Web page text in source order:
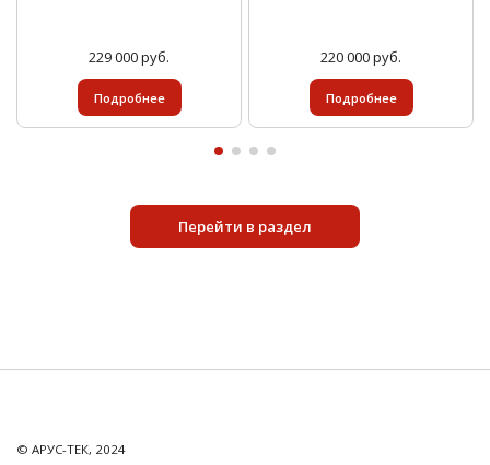
229 000 руб.
Подробнее
220 000 руб.
Подробнее
Перейти в раздел
© АРУС-ТЕК, 2024